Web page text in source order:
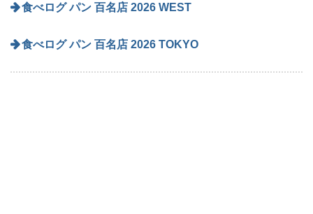
食べログ パン 百名店 2026 WEST
食べログ パン 百名店 2026 TOKYO